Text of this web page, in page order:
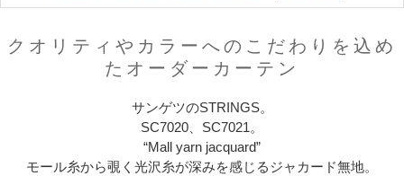
クオリティやカラーへのこだわりを込め
たオーダーカーテン
サンゲツのSTRINGS。
SC7020、SC7021。
“Mall yarn jacquard”
モール糸から覗く光沢糸が深みを感じるジャカード無地。